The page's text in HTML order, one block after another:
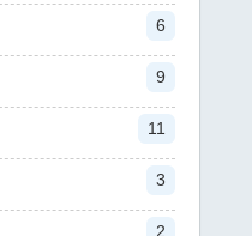
6
9
11
3
2